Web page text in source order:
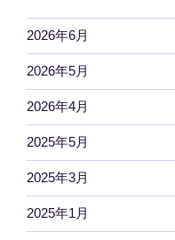
2026年6月
2026年5月
2026年4月
2025年5月
2025年3月
2025年1月